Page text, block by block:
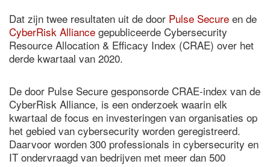
Dat zijn twee resultaten uit de door Pulse Secure en de
CyberRisk Alliance gepubliceerde Cybersecurity
Resource Allocation & Efficacy Index (CRAE) over het
derde kwartaal van 2020.
De door Pulse Secure gesponsorde CRAE-index van de
CyberRisk Alliance, is een onderzoek waarin elk
kwartaal de focus en investeringen van organisaties op
het gebied van cybersecurity worden geregistreerd.
Daarvoor worden 300 professionals in cybersecurity en
IT ondervraagd van bedrijven met meer dan 500